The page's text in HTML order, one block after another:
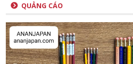
QUẢNG CÁO